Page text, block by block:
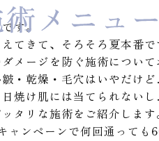
す。
てきて、そろそろ夏本番で
メージを防ぐ施術について
・乾燥・毛穴はいやだけ
焼け肌には当てられない
タリな施術をご紹介します
ャンペーンで何回通っても